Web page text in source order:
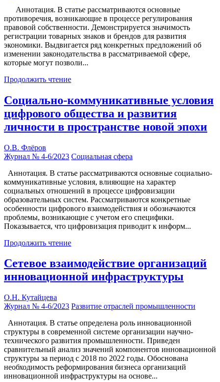
Аннотация. В статье рассматриваются основные
противоречия, возникающие в процессе регулирования
правовой собственности. Демонстрируется значимость
регистрации товарных знаков и брендов для развития
экономики. Выдвигается ряд конкретных предложений об
изменении законодательства в рассматриваемой сфере,
которые могут позволи...
Продолжить чтение
Социально-коммуникативные условия
цифрового общества и развития
личности в пространстве новой эпохи
О.В. Флёров
Журнал № 4-6/2023 Социальная сфера
Аннотация. В статье рассматриваются основные социально-
коммуникативные условия, влияющие на характер
социальных отношений в процессе цифровизации
образовательных систем. Рассматриваются конкретные
особенности цифрового взаимодействия и обозначаются
проблемы, возникающие с учетом его специфики.
Показывается, что цифровизация приводит к информ...
Продолжить чтение
Сетевое взаимодействие организаций
инновационной инфраструктуры
О.Н. Кутайцева
Журнал № 4-6/2023 Развитие отраслей промышленности
Аннотация. В статье определена роль инновационной
структуры в современной системе организации научно-
технического развития промышленности. Приведен
сравнительный анализ значений компонентов инновационной
структуры за период с 2018 по 2022 годы. Обоснована
необходимость реформирования бизнеса организаций
инновационной инфраструктуры на основе...